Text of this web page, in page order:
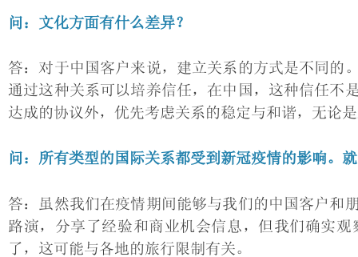
问：文化方面有什么差异？
答：对于中国客户来说，建立关系的方式是不同的
通过这种关系可以培养信任，在中国，这种信任不
达成的协议外，优先考虑关系的稳定与和谐，无论
问：所有类型的国际关系都受到新冠疫情的影响。
答：虽然我们在疫情期间能够与我们的中国客户和
路演，分享了经验和商业机会信息，但我们确实
了，这可能与各地的旅行限制有关。